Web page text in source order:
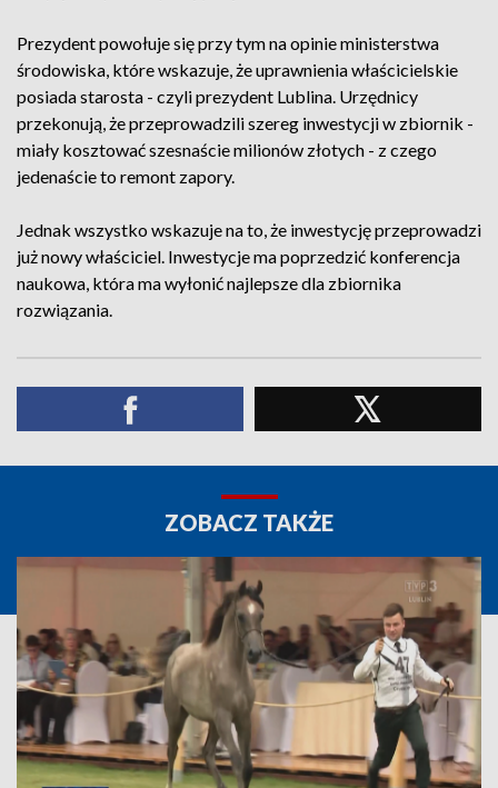
Prezydent powołuje się przy tym na opinie ministerstwa
środowiska, które wskazuje, że uprawnienia właścicielskie
posiada starosta - czyli prezydent Lublina. Urzędnicy
przekonują, że przeprowadzili szereg inwestycji w zbiornik -
miały kosztować szesnaście milionów złotych - z czego
jedenaście to remont zapory.
Jednak wszystko wskazuje na to, że inwestycję przeprowadzi
już nowy właściciel. Inwestycje ma poprzedzić konferencja
naukowa, która ma wyłonić najlepsze dla zbiornika
rozwiązania.
ZOBACZ TAKŻE